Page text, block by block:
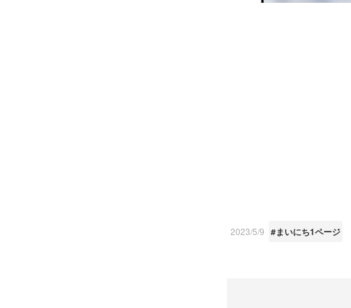
2023/5/9 #まいにち1ページ